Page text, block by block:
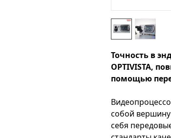
Точность в
OPTIVISTA,
помощью
собой
себя